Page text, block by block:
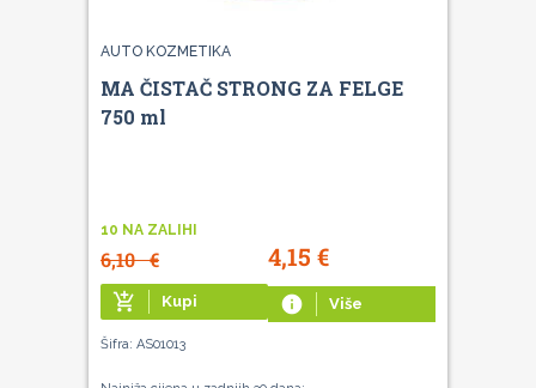
AUTO KOZMETIKA
MA ČISTAČ STRONG ZA FELGE
750 ml
10 NA ZALIHI
6,10€ 4,15 €
add_shopping_cart Kupi info Više
Šifra: AS01013